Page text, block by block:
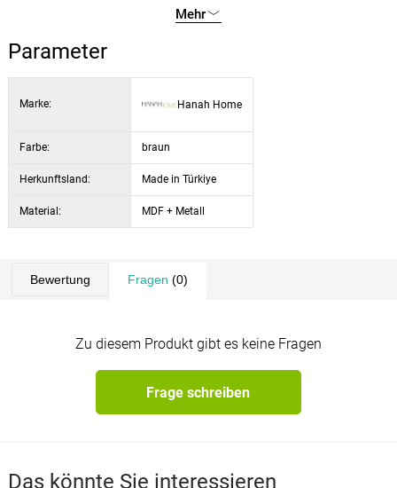
Abmessungen: 20 × 67 × 77 cm
Verwendung: Blumenständer, dekoratives Regal
Mehr
Parameter
Marke: Hanah Home
Farbe: braun
Herkunftsland: Made in Türkiye
Material: MDF + Metall
Bewertung Fragen (0)
Zu diesem Produkt gibt es keine Fragen
Frage schreiben
Das könnte Sie interessieren